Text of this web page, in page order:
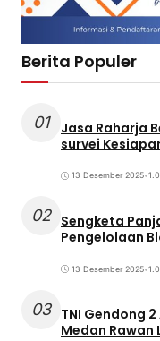
Berita Populer
01
Jasa Raharja
survei
13 Desember 2025•
02 Sengketa
Pengelolaan
13 Desember 2025•
03 TNI Gendong
Medan Rawan